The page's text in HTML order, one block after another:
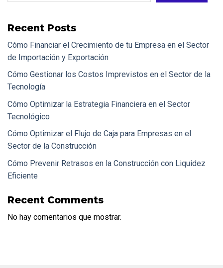
Recent Posts
Cómo Financiar el Crecimiento de tu Empresa en el Sector
de Importación y Exportación
Cómo Gestionar los Costos Imprevistos en el Sector de la
Tecnología
Cómo Optimizar la Estrategia Financiera en el Sector
Tecnológico
Cómo Optimizar el Flujo de Caja para Empresas en el
Sector de la Construcción
Cómo Prevenir Retrasos en la Construcción con Liquidez
Eficiente
Recent Comments
No hay comentarios que mostrar.